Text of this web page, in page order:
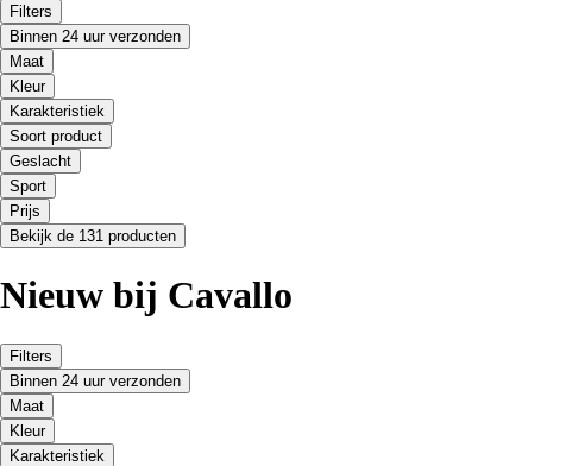
Filters
Binnen 24 uur verzonden
Maat
Kleur
Karakteristiek
Soort product
Geslacht
Sport
Prijs
Bekijk de 131 producten
Nieuw bij Cavallo
Filters
Binnen 24 uur verzonden
Maat
Kleur
Karakteristiek